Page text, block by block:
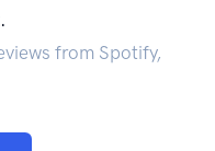
from Spotify,